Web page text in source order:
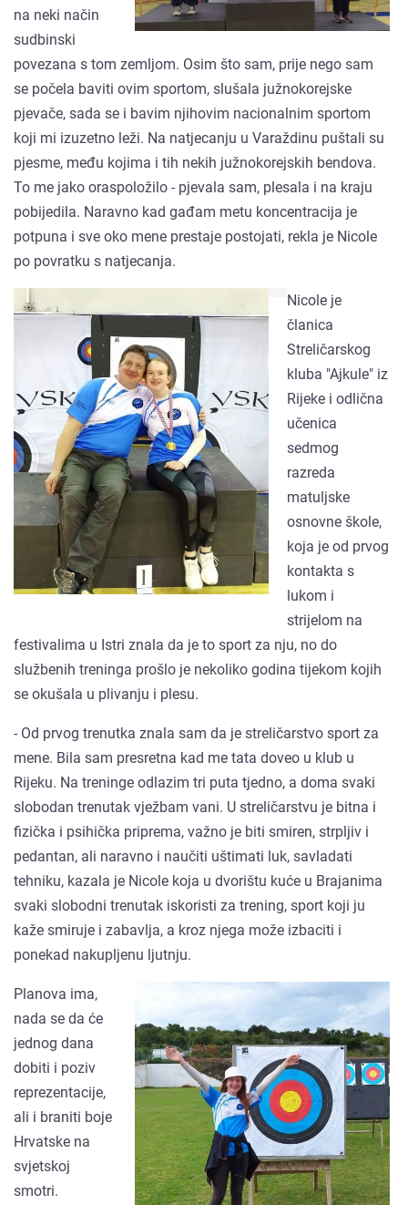
na neki način
sudbinski
povezana s tom zemljom. Osim što sam, prije nego sam
se počela baviti ovim sportom, slušala južnokorejske
pjevače, sada se i bavim njihovim nacionalnim sportom
koji mi izuzetno leži. Na natjecanju u Varaždinu puštali su
pjesme, među kojima i tih nekih južnokorejskih bendova.
To me jako oraspoložilo - pjevala sam, plesala i na kraju
pobijedila. Naravno kad gađam metu koncentracija je
potpuna i sve oko mene prestaje postojati, rekla je Nicole
po povratku s natjecanja.
Nicole je
članica
Streličarskog
kluba "Ajkule" iz
Rijeke i odlična
učenica
sedmog
razreda
matuljske
osnovne škole,
koja je od prvog
kontakta s
lukom i
strijelom na
festivalima u Istri znala da je to sport za nju, no do
službenih treninga prošlo je nekoliko godina tijekom kojih
se okušala u plivanju i plesu.
- Od prvog trenutka znala sam da je streličarstvo sport za
mene. Bila sam presretna kad me tata doveo u klub u
Rijeku. Na treninge odlazim tri puta tjedno, a doma svaki
slobodan trenutak vježbam vani. U streličarstvu je bitna i
fizička i psihička priprema, važno je biti smiren, strpljiv i
pedantan, ali naravno i naučiti uštimati luk, savladati
tehniku, kazala je Nicole koja u dvorištu kuće u Brajanima
svaki slobodni trenutak iskoristi za trening, sport koji ju
kaže smiruje i zabavlja, a kroz njega može izbaciti i
ponekad nakupljenu ljutnju.
Planova ima,
nada se da će
jednog dana
dobiti i poziv
reprezentacije,
ali i braniti boje
Hrvatske na
svjetskoj
smotri.